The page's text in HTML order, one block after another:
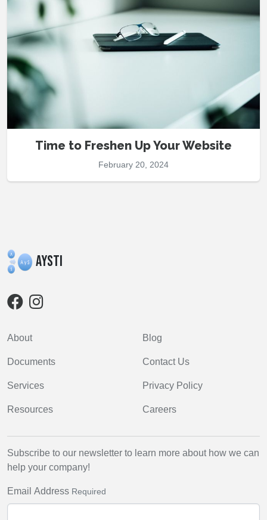
Time to Freshen Up Your Website
February 20, 2024
AYSTI
About
Documents
Services
Resources
Blog
Contact Us
Privacy Policy
Careers
Subscribe to our newsletter to learn more about how we can
help your company!
Email Address Required